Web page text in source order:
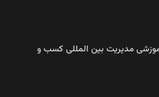
آموزشی مدیریت بین المللی کسب و